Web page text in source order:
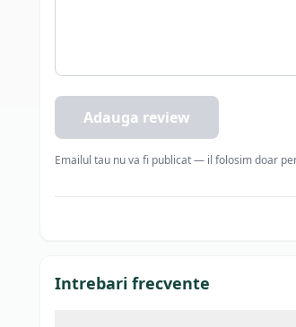
Adauga review
Emailul tau nu va fi publicat — il folosim doar
Intrebari frecvente